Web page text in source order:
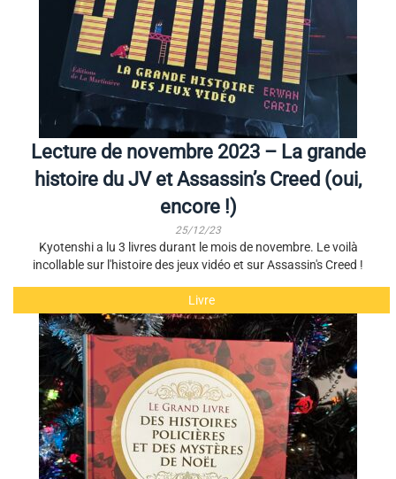
Lecture de novembre 2023 – La grande
histoire du JV et Assassin’s Creed (oui,
encore !)
25/12/23
Kyotenshi a lu 3 livres durant le mois de novembre. Le voilà
incollable sur l'histoire des jeux vidéo et sur Assassin's Creed !
Livre